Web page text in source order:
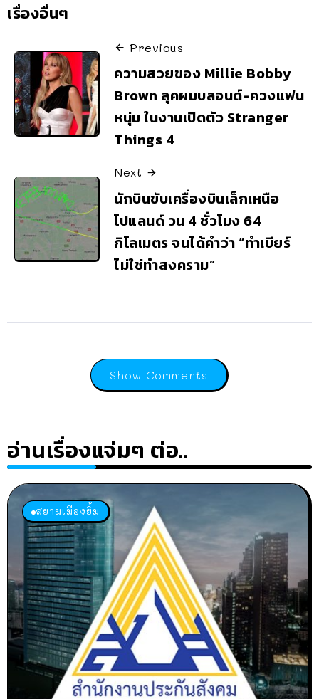
เรื่องอื่นๆ
Previous
ความสวยของ Millie Bobby
Brown ลุคผมบลอนด์-ควงแฟน
หนุ่ม ในงานเปิดตัว Stranger
Things 4
Next
นักบินขับเครื่องบินเล็กเหนือ
โปแลนด์ วน 4 ชั่วโมง 64
กิโลเมตร จนได้คำว่า “ทำเบียร์
ไม่ใช่ทำสงคราม”
Show Comments
อ่านเรื่องแจ่มๆ ต่อ..
สยามเมืองยิ้ม